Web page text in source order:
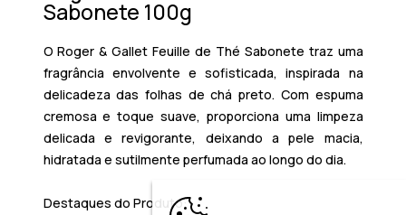
Sabonete 100g
ORoger & Gallet Feuille de Thé Sabonete traz uma
fragrância envolvente e sofisticada, inspirada na
delicadeza das folhas de chá preto. Com espuma
cremosa e toque suave, proporciona uma limpeza
delicada e revigorante, deixando a pele macia,
hidratada e sutilmente perfumada ao longo do dia.
Destaques do Produto: